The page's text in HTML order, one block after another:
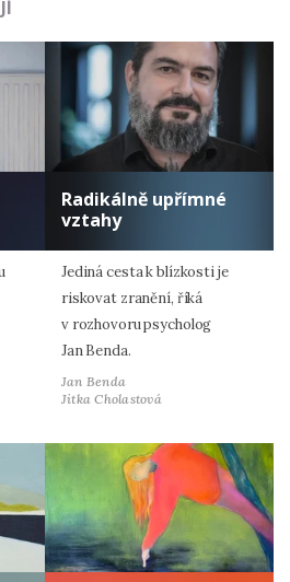
Radikálně upřímné
vztahy
Jediná cesta k blízkosti je
riskovat zranění, říká
v rozhovoru psycholog
Jan Benda.
Jan Benda
Jitka Cholastová